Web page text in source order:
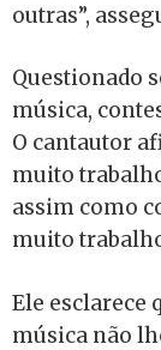
outras”,
Questionado
música,
O cantautor
muito
assim como
muito
Ele esclarece
música não